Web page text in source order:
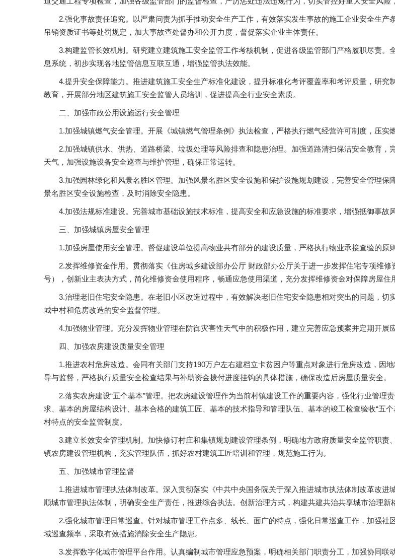
2.强化事故责任追究。以严肃问责为抓手推动安全生产工作，有效落实发生事故的施工企业安全生
吊销资质证书等处罚规定，加大事故查处督办和公开力度，督促落实企业主体责任。
3.构建监管长效机制。研究建立建筑施工安全监管工作考核机制，促进各级监管部门严格履职尽责。
息系统，初步实现各地监管信息互联互通，增强监管执法效能。
4.提升安全保障能力。推进建筑施工安全生产标准化建设，提升标准化考评覆盖率和考评质量，研究
教育，开展部分地区建筑施工安全监管人员培训，促进提高全行业安全素质。
二、加强市政公用设施运行安全管理
1.加强城镇燃气安全管理。开展《城镇燃气管理条例》执法检查，严格执行燃气经营许可制度，压实
2.加强城镇供水、供热、道路桥梁、垃圾处理等风险排查和隐患治理。加强道路清扫保洁安全教育
天气，加强设施设备安全巡查与维护管理，确保正常运转。
3.加强园林绿化和风景名胜区管理。加强风景名胜区安全设施和保护设施规划建设，完善安全管理
景名胜区安全设施检查，及时消除安全隐患。
4.加强法规标准建设。完善城市基础设施技术标准，提高安全和应急设施的标准要求，增强抵御事故
三、加强城镇房屋安全管理
1.加强房屋使用安全管理。督促建设单位提高物业共有部分的建设质量，严格执行物业承接查验的原
2.发挥维修资金作用。贯彻落实《住房城乡建设部办公厅 财政部办公厅关于进一步发挥住宅专项维
号），创新业主表决方式，简化维修资金使用程序，畅通应急使用渠道，充分发挥维修资金对保障房屋住
3.治理老旧住宅安全隐患。在老旧小区改造过程中，有效解决老旧住宅安全隐患相对突出的问题，切
城中村和危房改造的安全监督管理。
4.加强物业管理。充分发挥物业管理在防御灾害性天气中的积极作用，建立完善应急预案并定期开展
四、加强农房建设质量安全管理
1.推进农村危房改造。会同有关部门支持190万户左右建档立卡贫困户等重点对象进行危房改造，因
导与监督，严格执行质量安全检查结果与补助资金拨付进度挂钩的具体措施，确保改造后房屋质量安全。
2.落实农房建设“五个基本”管理。把农房建设管理作为当前村镇建设工作的重要内容，强化行业管
求、基本的房屋结构设计、基本合格的建筑工匠、基本的技术指导和管理队伍、基本的竣工检查验收“五
村特点的安全监管制度。
3.建立长效安全管理机制。加快修订村庄和集镇规划建设管理条例，明确地方政府质量安全监管职
镇农房建设管理机构，充实管理队伍，抓好农村建筑工匠培训和管理，规范施工行为。
五、加强城市管理监督
1.推进城市管理执法体制改革。深入贯彻落实《中共中央国务院关于深入推进城市执法体制改革改
顺城市管理执法体制，明确安全生产责任，推进综合执法。创新治理方式，构建共建共治共享城市治理新
2.强化城市管理日常巡查。针对城市管理工作点多、线长、面广的特点，强化日常巡查工作，加强
域巡查频率，采取有效措施消除安全生产隐患。
3.发挥数字化城市管理平台作用。认真编制城市管理应急预案，明确相关部门职责分工，加强协同联